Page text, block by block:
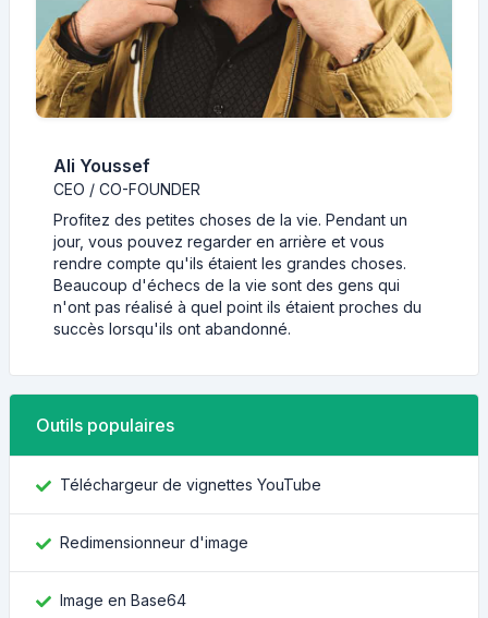
Ali Youssef
CEO / CO-FOUNDER
Profitez des petites choses de la vie. Pendant un
jour, vous pouvez regarder en arrière et vous
rendre compte qu'ils étaient les grandes choses.
Beaucoup d'échecs de la vie sont des gens qui
n'ont pas réalisé à quel point ils étaient proches du
succès lorsqu'ils ont abandonné.
Outils populaires
Téléchargeur de vignettes YouTube
Redimensionneur d'image
Image en Base64